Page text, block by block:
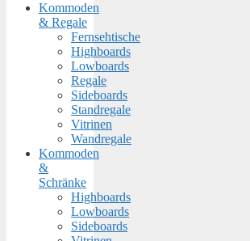
Kommoden
& Regale
Fernsehtische
Highboards
Lowboards
Regale
Sideboards
Standregale
Vitrinen
Wandregale
Kommoden
&
Schränke
Highboards
Lowboards
Sideboards